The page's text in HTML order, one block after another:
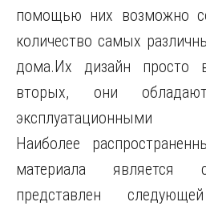
помощью них возможно
количество самых
дома.Их дизайн просто
вторых, они
эксплуатационными
Наиболее
материала является
представлен